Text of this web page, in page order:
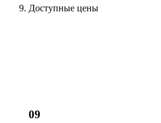
Доступные цены
09